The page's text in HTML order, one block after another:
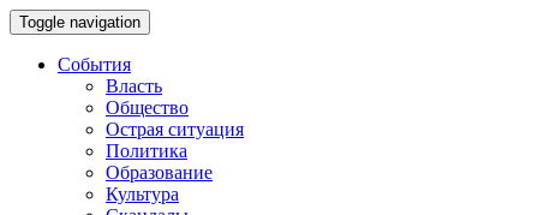
Toggle navigation
События
Власть
Общество
Острая ситуация
Политика
Образование
Культура